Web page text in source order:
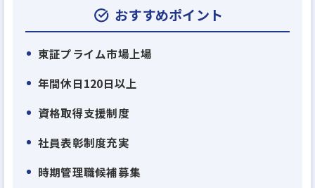
ーム会社、工務店など様々な企業から多く転職して
来ていただいています。その主な理由は3つ。
離職率は業界平均の半分以下!業務効率化・休暇制
度・残業削減がその秘訣
弊社は、高い有休消化率、スポット時差勤務など休
制になっています。また、残業時間は月平均20時間(1
おすすめポイント
東証プライム市場上場
年間休日120日以上
資格取得支援制度
社員表彰制度充実
時期管理職候補募集